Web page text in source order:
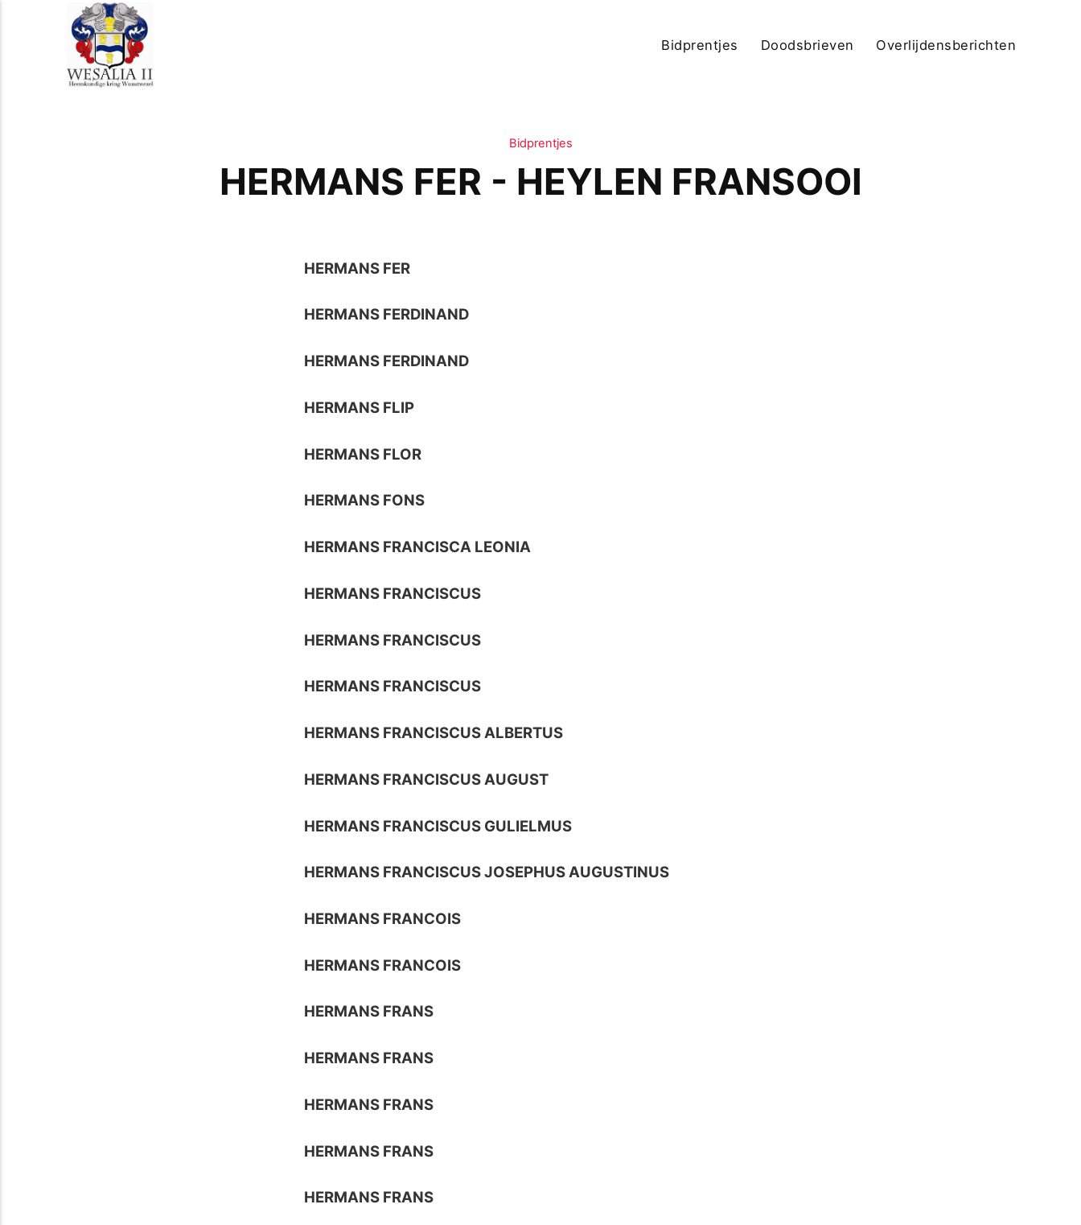
Bidprentjes Doodsbrieven Overlijdensberichten
Bidprentjes
HERMANS FER - HEYLEN FRANSOOI
HERMANS FER
HERMANS FERDINAND
HERMANS FERDINAND
HERMANS FLIP
HERMANS FLOR
HERMANS FONS
HERMANS FRANCISCA LEONIA
HERMANS FRANCISCUS
HERMANS FRANCISCUS
HERMANS FRANCISCUS
HERMANS FRANCISCUS ALBERTUS
HERMANS FRANCISCUS AUGUST
HERMANS FRANCISCUS GULIELMUS
HERMANS FRANCISCUS JOSEPHUS AUGUSTINUS
HERMANS FRANCOIS
HERMANS FRANCOIS
HERMANS FRANS
HERMANS FRANS
HERMANS FRANS
HERMANS FRANS
HERMANS FRANS